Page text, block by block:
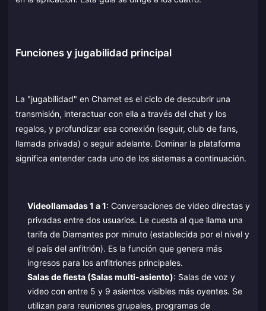
Funciones y jugabilidad principal
La "jugabilidad" en Chamet es el ciclo de descubrir una
transmisión, interactuar con ella a través del chat y los
regalos, y profundizar esa conexión (seguir, club de fans,
llamada privada) o seguir adelante. Dominar la plataforma
significa entender cada uno de los sistemas a continuación.
Videollamadas 1 a 1: Conversaciones de video directas y
privadas entre dos usuarios. Le cuesta al que llama una
tarifa de Diamantes por minuto (establecida por el nivel y
el país del anfitrión). Es la función que genera más
ingresos para los anfitriones principales.
Salas de fiesta (Salas multi-asiento): Salas de voz y
video con entre 5 y 9 asientos visibles más oyentes. Se
utilizan para reuniones grupales, programas de